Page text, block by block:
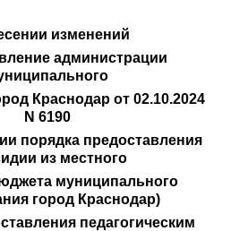
изменений
администрации
Краснодар от 02.10.2024
N 6190
порядка предоставления
из местного
муниципального
город Краснодар)
педагогическим